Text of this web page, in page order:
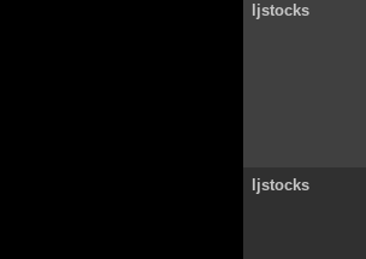
ljstocks
ljstocks